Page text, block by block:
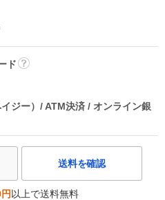
ド
ジー）/ ATM決済 / オンライン銀
送料を確認
以上で送料無料